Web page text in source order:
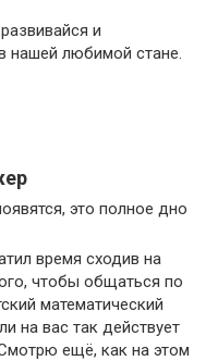
и
нашей любимой стане.
это полное дно
время сходив на
чтобы общаться по
математический
на вас так действует
ещё, как на этом